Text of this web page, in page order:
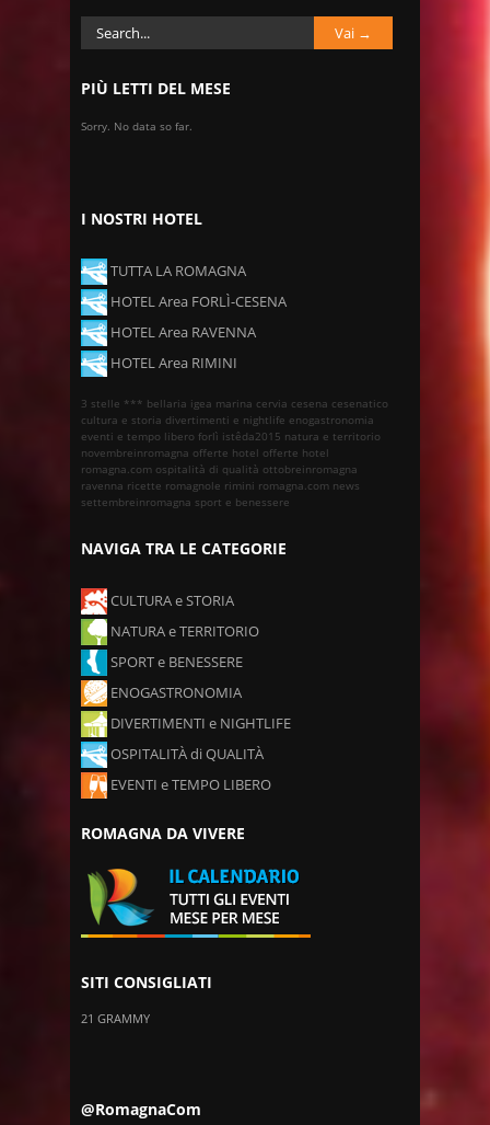
PIÙ LETTI DEL MESE
Sorry. No data so far.
I NOSTRI HOTEL
TUTTA LA ROMAGNA
HOTEL Area FORLÌ-CESENA
HOTEL Area RAVENNA
HOTEL Area RIMINI
3 stelle *** bellaria igea marina cervia cesena cesenatico
cultura e storia divertimenti e nightlife enogastronomia
eventi e tempo libero forlì istêda2015 natura e territorio
novembreinromagna offerte hotel offerte hotel
romagna.com ospitalità di qualità ottobreinromagna
ravenna ricette romagnole rimini romagna.com news
settembreinromagna sport e benessere
NAVIGA TRA LE CATEGORIE
CULTURA e STORIA
NATURA e TERRITORIO
SPORT e BENESSERE
ENOGASTRONOMIA
DIVERTIMENTI e NIGHTLIFE
OSPITALITÀ di QUALITÀ
EVENTI e TEMPO LIBERO
ROMAGNA DA VIVERE
SITI CONSIGLIATI
21 GRAMMY
@RomagnaCom